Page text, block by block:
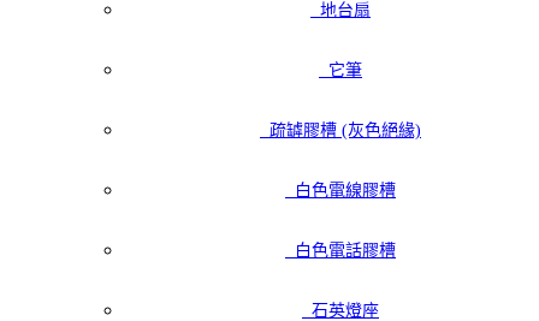
地台扇
它筆
疏罅膠槽 (灰色絕緣)
白色電線膠槽
白色電話膠槽
石英燈座